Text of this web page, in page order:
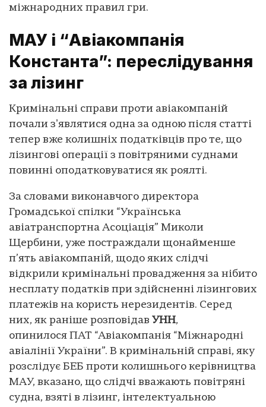
міжнародних правил гри.
МАУ і “Авіакомпанія
Константа”: переслідування
за лізинг
Кримінальні справи проти авіакомпаній
почали зʼявлятися одна за одною після статті
тепер вже колишніх податківців про те, що
лізингові операції з повітряними суднами
повинні оподатковуватися як роялті.
За словами виконавчого директора
Громадської спілки “Українська
авіатранспортна Асоціація” Миколи
Щербини, уже постраждали щонайменше
п’ять авіакомпаній, щодо яких слідчі
відкрили кримінальні провадження за нібито
несплату податків при здійсненні лізингових
платежів на користь нерезидентів. Серед
них, як раніше розповідав УНН,
опинилося ПАТ “Авіакомпанія “Міжнародні
авіалінії України”. В кримінальній справі, яку
розслідує БЕБ проти колишнього керівництва
МАУ, вказано, що слідчі вважають повітряні
судна, взяті в лізинг, інтелектуальною